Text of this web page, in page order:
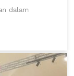
dalam